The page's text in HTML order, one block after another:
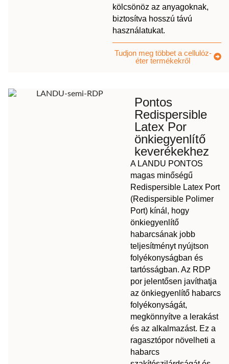
kölcsönöz az anyagoknak,
biztosítva hosszú távú
használatukat.
Tudjon meg többet a cellulóz-
éter termékekről
Pontos
Redispersible
Latex Por
önkiegyenlítő
keverékekhez
A LANDU PONTOS
magas minőségű
Redispersible Latex Port
(Redispersible Polimer
Port) kínál, hogy
önkiegyenlítő
habarcsának jobb
teljesítményt nyújtson
folyékonyságban és
tartósságban. Az RDP
por jelentősen javíthatja
az önkiegyenlítő habarcs
folyékonyságát,
megkönnyítve a lerakást
és az alkalmazást. Ez a
ragasztópor növelheti a
habarcs